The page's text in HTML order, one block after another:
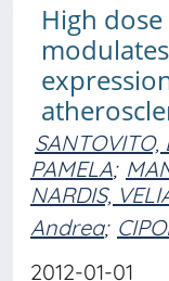
High
SANTOVITO,
PAMELA;
NARDIS,
Andrea;
2012-01-01